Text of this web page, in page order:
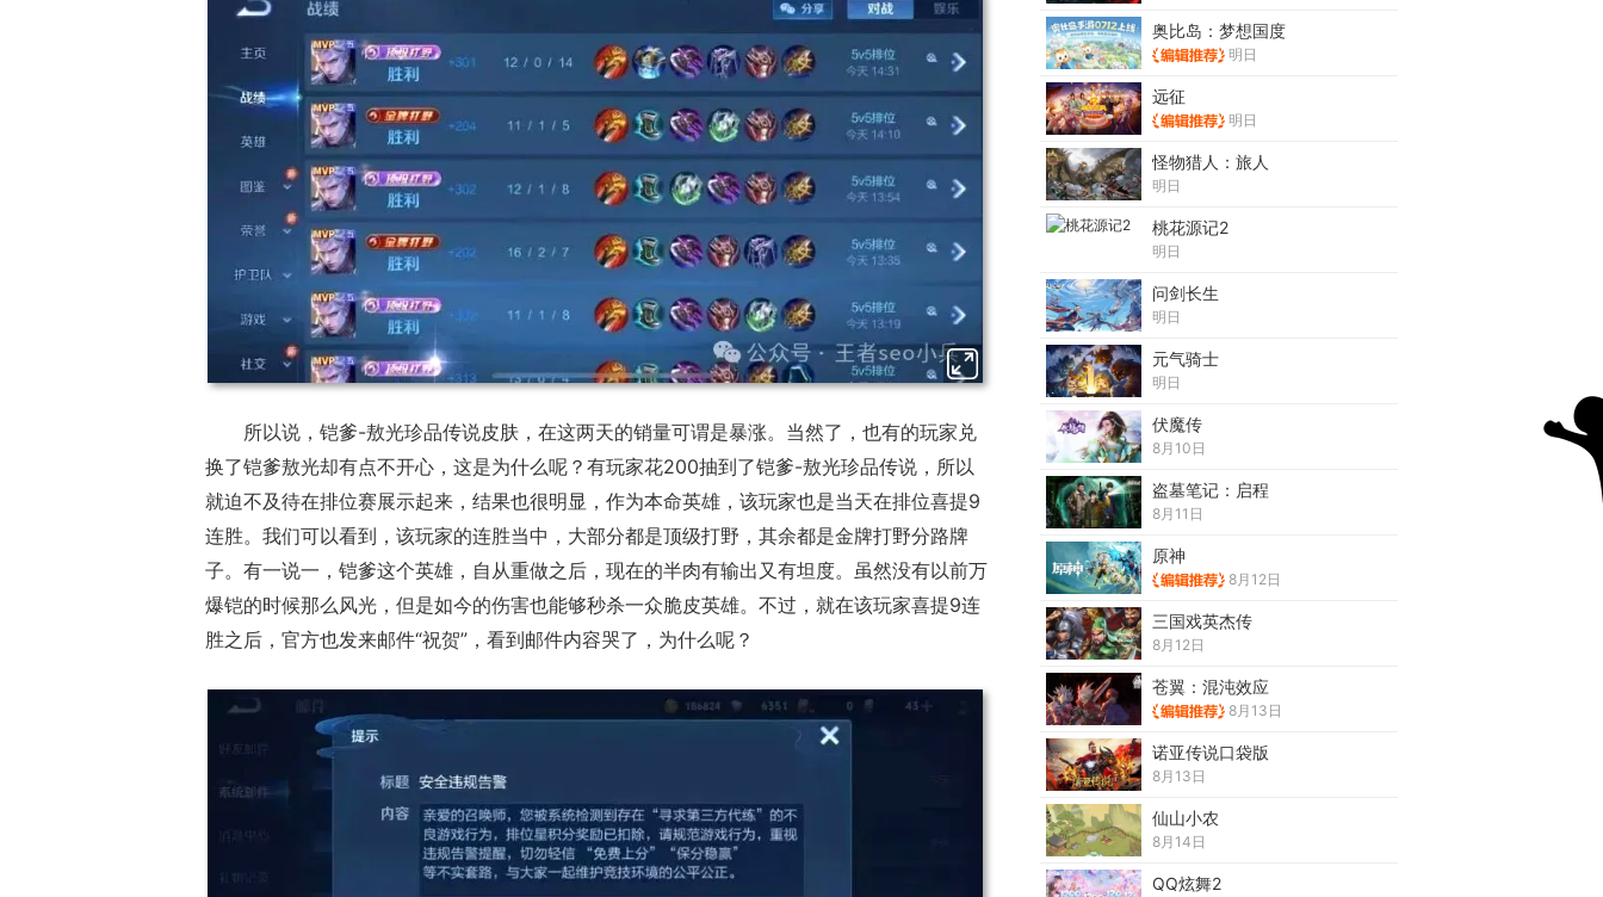
所以说，铠爹-敖光珍品传说皮肤，在这两天的销量可谓是暴涨。当然了，也有的玩家兑
换了铠爹敖光却有点不开心，这是为什么呢？有玩家花200抽到了铠爹-敖光珍品传说，所以
就迫不及待在排位赛展示起来，结果也很明显，作为本命英雄，该玩家也是当天在排位喜提9
连胜。我们可以看到，该玩家的连胜当中，大部分都是顶级打野，其余都是金牌打野分路牌
子。有一说一，铠爹这个英雄，自从重做之后，现在的半肉有输出又有坦度。虽然没有以前万
爆铠的时候那么风光，但是如今的伤害也能够秒杀一众脆皮英雄。不过，就在该玩家喜提9连
胜之后，官方也发来邮件“祝贺”，看到邮件内容哭了，为什么呢？
奥比岛：梦想国度
明日
远征
明日
怪物猎人：旅人
明日
桃花源记2
明日
问剑长生
明日
元气骑士
明日
伏魔传
8月10日
盗墓笔记：启程
8月11日
原神
8月12日
三国戏英杰传
8月12日
苍翼：混沌效应
8月13日
诺亚传说口袋版
8月13日
仙山小农
8月14日
QQ炫舞2